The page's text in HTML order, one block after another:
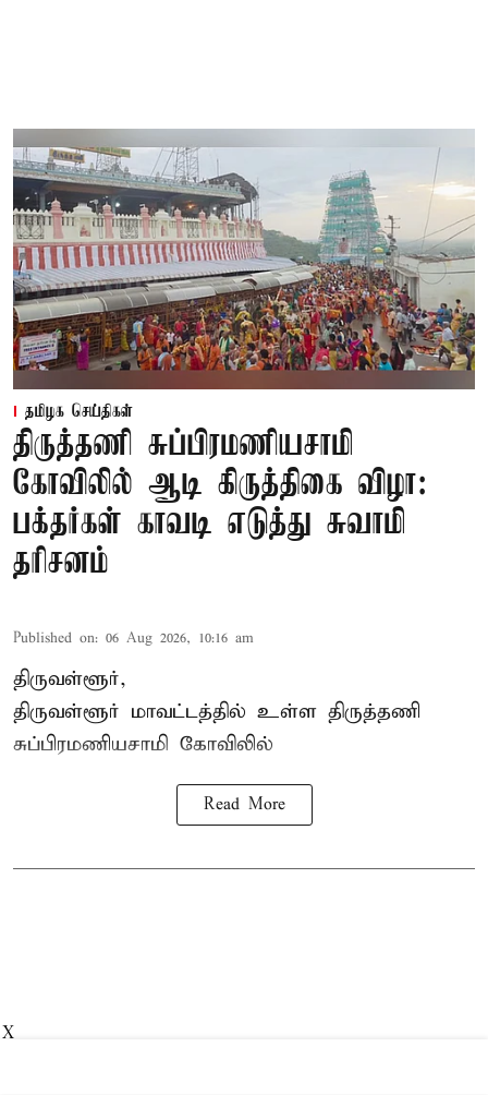
தமிழக செய்திகள்
திருத்தணி சுப்பிரமணியசாமி
கோவிலில் ஆடி கிருத்திகை விழா:
பக்தர்கள் காவடி எடுத்து சுவாமி
தரிசனம்
Published on: 06 Aug 2026, 10:16 am
திருவள்ளூர்,
திருவள்ளூர் மாவட்டத்தில் உள்ள திருத்தணி
சுப்பிரமணியசாமி கோவிலில்
Read More
X